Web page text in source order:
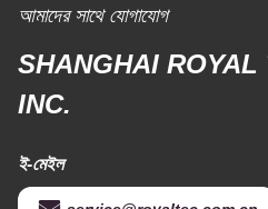
আমাদের সাথে যোগাযোগ
SHANGHAI ROYAL
INC.
ই-মেইল